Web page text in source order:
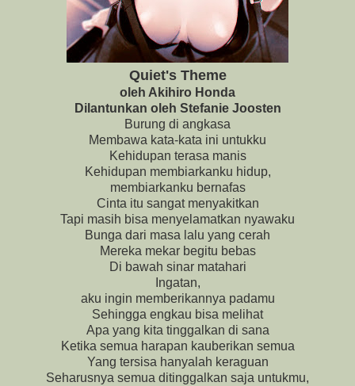
Quiet's Theme
oleh Akihiro Honda
Dilantunkan oleh Stefanie Joosten
Burung di angkasa
Membawa kata-kata ini untukku
Kehidupan terasa manis
Kehidupan membiarkanku hidup,
membiarkanku bernafas
Cinta itu sangat menyakitkan
Tapi masih bisa menyelamatkan nyawaku
Bunga dari masa lalu yang cerah
Mereka mekar begitu bebas
Di bawah sinar matahari
Ingatan,
aku ingin memberikannya padamu
Sehingga engkau bisa melihat
Apa yang kita tinggalkan di sana
Ketika semua harapan kauberikan semua
Yang tersisa hanyalah keraguan
Seharusnya semua ditinggalkan saja untukmu,